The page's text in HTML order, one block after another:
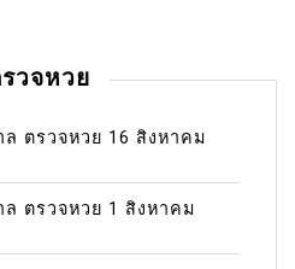
วจหวย
ตรวจหวย 16 สิงหาคม
ตรวจหวย 1 สิงหาคม